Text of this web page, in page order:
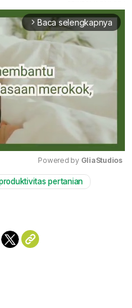
arrow_forward_ios Baca selengkapnya
Mute
Powered by GliaStudios
pertanian